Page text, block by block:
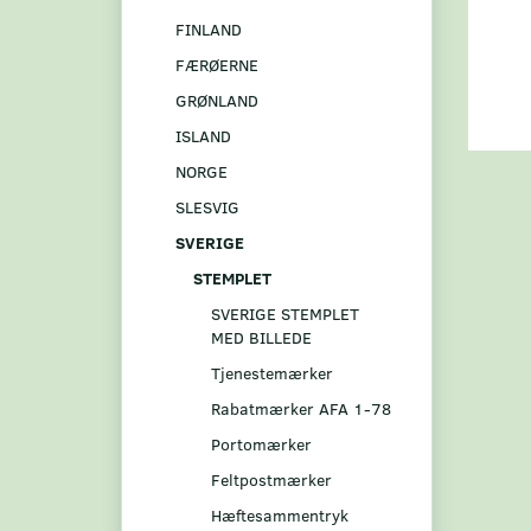
FINLAND
FÆRØERNE
GRØNLAND
ISLAND
NORGE
SLESVIG
SVERIGE
STEMPLET
SVERIGE STEMPLET
MED BILLEDE
Tjenestemærker
Rabatmærker AFA 1-78
Portomærker
Feltpostmærker
Hæftesammentryk